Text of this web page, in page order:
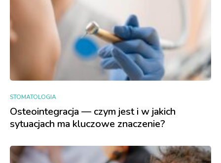
STOMATOLOGIA
Osteointegracja — czym jest i w jakich
sytuacjach ma kluczowe znaczenie?